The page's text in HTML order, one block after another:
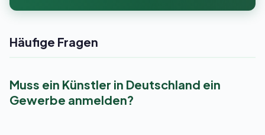
Häufige Fragen
Muss ein Künstler in Deutschland ein
Gewerbe anmelden?